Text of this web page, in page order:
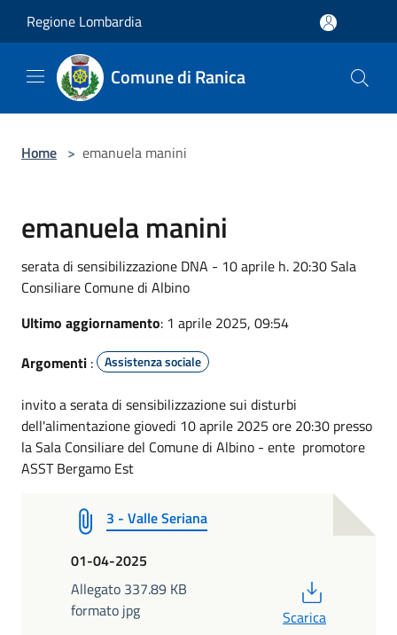
Regione Lombardia
Comune di Ranica
Home > emanuela manini
emanuela manini
serata di sensibilizzazione DNA - 10 aprile h. 20:30 Sala
Consiliare Comune di Albino
Ultimo aggiornamento: 1 aprile 2025, 09:54
Argomenti : Assistenza sociale
invito a serata di sensibilizzazione sui disturbi
dell'alimentazione giovedi 10 aprile 2025 ore 20:30 presso
la Sala Consiliare del Comune di Albino - ente promotore
ASST Bergamo Est
3 - Valle Seriana
01-04-2025
Allegato 337.89 KB
formato jpg
Scarica